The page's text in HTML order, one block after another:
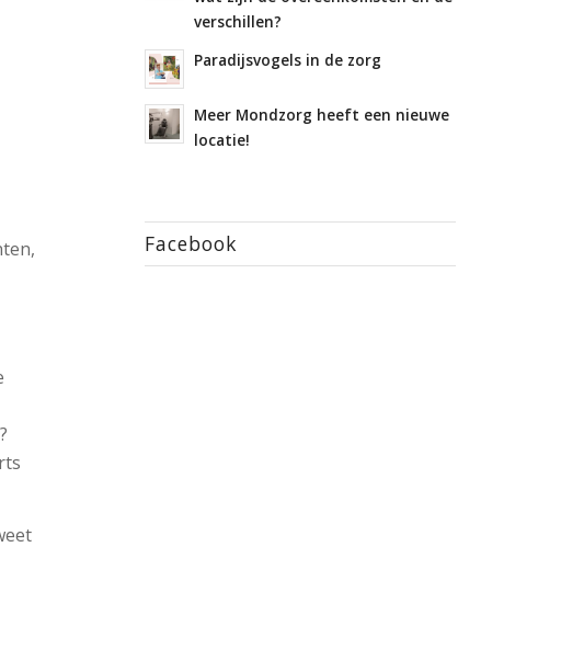
verschillen?
Paradijsvogels in de zorg
Meer Mondzorg heeft een nieuwe
locatie!
Facebook